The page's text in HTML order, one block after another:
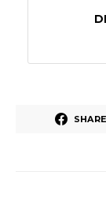
SHARE